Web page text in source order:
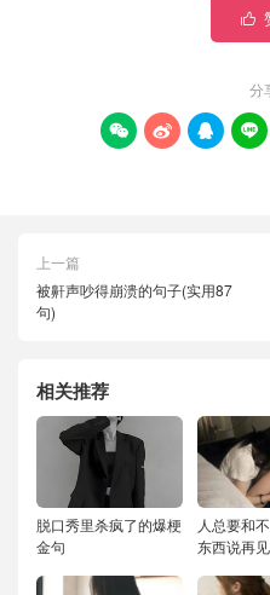

分
   
上一篇
被鼾声吵得崩溃的句子(实用87
句)
相关推荐
脱口秀里杀疯了的爆梗
金句
人总要和
东西说再见